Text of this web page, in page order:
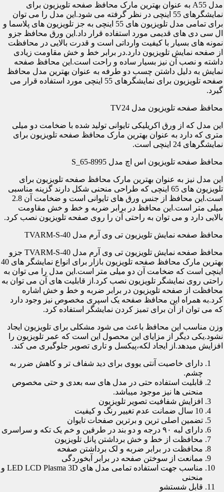
مدل A55 به عنوان بهترین مارک محافظ صفحه تلویزیون برای
نمایشگرهای 55 اینچی در نظر گرفته می شود.این مدل را می توان
برای تمامی مدل تلویزیون های 55 اینچی به جز تلویزیون های پلاسما و
ال سی دی های قدیمی مورد استفاده قرار داد.این ورق محافظ جزو
نمونه های بسیار با کیفیت وارداتی است و قدرت بالایی در محافظت
از صفحه نمایش تلویزیون دارد.در برابر خط و خش مقاومت زیادی
داشته و نصب آن نیز بسیار ساده و راحت است.این محافظ صفحه
نمایش به دلیل داشتن چسب دو طرفه به عنوان بهترین مدل محافظ
صفحه تلویزیون برای نمایشگرهای 55 اینچی مورد استفاده قرار می
گیرد.
محافظ صفحه تلویزیون مدل TV24
این مدل که از ورق اکریلیکی تایوانی تولید شده با ضخامت دو میلی
متری که دارد به عنوان بهترین مارک محافظ صفحه تلویزیون برای
نمایشگرهای 24 اینچی است.
محافظ صفحه تلویزیون اس اچ مدل S_65-8995
این مدل نیز به عنوان بهترین مارک محافظ صفحه تلویزیون برای
تلویزیون های 65 اینچی که طراحی منحنی شکل دارند گزینه مناسبی
است.این محافظ از جنس ورق های تایوانی است و ضخامت آن 2.8
میلی متر است.این محافظ در برابر ضربه و خط و خش مقاومت
بالایی دارد و می توان به راحتی آن را روی صفحه تلویزیون نصب کرد.
محافظ صفحه نمایش تلویزیون تی وی آرم مدل TVARM-S-40
محافظ صفحه نمایش تلویزیون تی وی آرم مدل TVARM-S-40 جزو
بهترین مارک محافظ صفحه تلویزیون بازار برای انواع نمایشگر های 40
اینچی است که ضخامت آن دو میلی متر است.این مدل را می توان به
راحتی روی نمایشگر تلویزیون نصب کرد.از قابلیت های آن می توان به
محافظت از صفحه تلویزیون در برابر ضربه و خط و خش اشاره
کرد.به همراه این محافظ صفحه یک اسپری مخصوص نیز وجود دارد
که می توان از آن برای تمیز کردن نمایشگر استفاده کرد.
وزن مناسب این محافظ باعث می شود مشکلی برای تلویزیون ایجاد
نشود.یکی دیگر از مزایای این محصول این است که عمر تلویزیون را
افزایش میدهد.از ایجاد لکه،پیکسل و تاری تصویر جلوگیری می کند.
دارای خاصیت آنتی یووی برای دید شفاف تر و کاهش ضرر به
چشم.
قابلیت استفاده حتی در مدل های سه بعدی و حتی مخصوص
منحنی ها نیز موجود میباشد.
افزایش شفافیت تصویر تلویزیون
10 سال ضمانت عدم تغییر رنگ و کیفیت
تضمین اصلی ترین و برترین صفحات تایوان
دارای لبه ۹۰ درجه و دو بند در طرفین و خم یک تکه و سراسری
محافظت از خط و خش برداشتن پانل تلویزیون
محافظت در برابر ضربه و لک برداشتن صفحه
ممانعت از سوختن صفحه در برابر آبخوردگی
مناسب جهت استفاده تمامی مدل های LED LCD Plasma 3D و
منحنی
قابل شستشو